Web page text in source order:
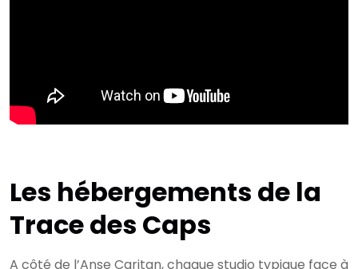
Les hébergements de la
Trace des Caps
A côté de l’Anse Caritan, chaque studio typique face à